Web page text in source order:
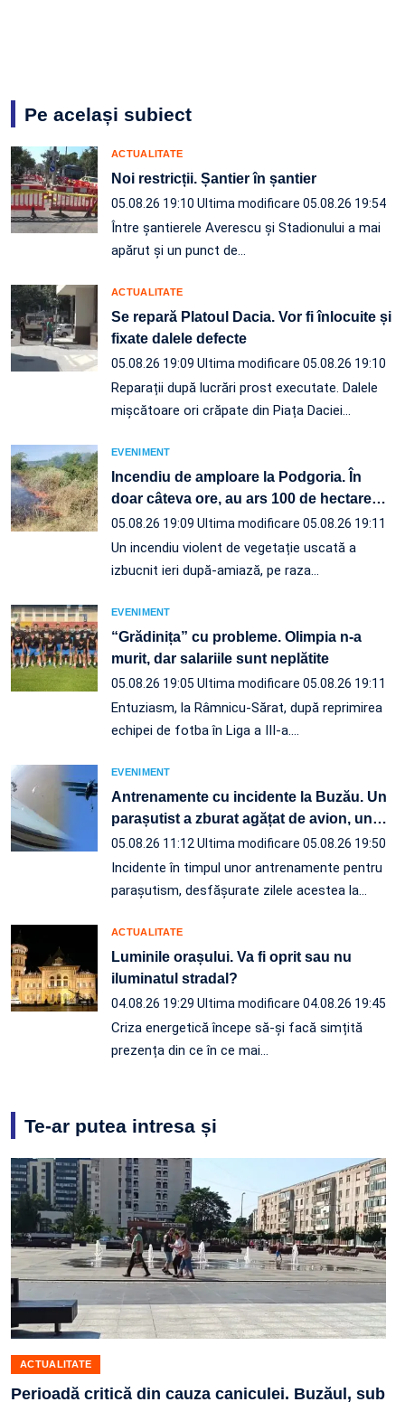
Pe același subiect
ACTUALITATE
Noi restricții. Șantier în șantier
05.08.26 19:10 Ultima modificare 05.08.26 19:54
Între șantierele Averescu și Stadionului a mai
apărut și un punct de…
ACTUALITATE
Se repară Platoul Dacia. Vor fi înlocuite și
fixate dalele defecte
05.08.26 19:09 Ultima modificare 05.08.26 19:10
Reparații după lucrări prost executate. Dalele
mișcătoare ori crăpate din Piața Daciei…
EVENIMENT
Incendiu de amploare la Podgoria. În
doar câteva ore, au ars 100 de hectare…
05.08.26 19:09 Ultima modificare 05.08.26 19:11
Un incendiu violent de vegetație uscată a
izbucnit ieri după-amiază, pe raza…
EVENIMENT
“Grădinița” cu probleme. Olimpia n-a
murit, dar salariile sunt neplătite
05.08.26 19:05 Ultima modificare 05.08.26 19:11
Entuziasm, la Râmnicu-Sărat, după reprimirea
echipei de fotba în Liga a III-a.…
EVENIMENT
Antrenamente cu incidente la Buzău. Un
parașutist a zburat agățat de avion, un…
05.08.26 11:12Ultima modificare 05.08.26 19:50
Incidente în timpul unor antrenamente pentru
parașutism, desfășurate zilele acestea la…
ACTUALITATE
Luminile orașului. Va fi oprit sau nu
iluminatul stradal?
04.08.26 19:29 Ultima modificare 04.08.26 19:45
Criza energetică începe să-și facă simțită
prezența din ce în ce mai…
Te-ar putea intresa și
ACTUALITATE
Perioadă critică din cauza caniculei. Buzăul, sub